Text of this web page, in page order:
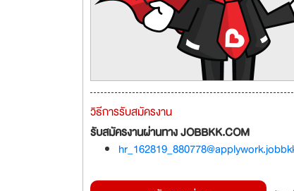
วิธีการรับสมัครงาน
รับสมัครงานผ่านทาง JOBBKK.COM